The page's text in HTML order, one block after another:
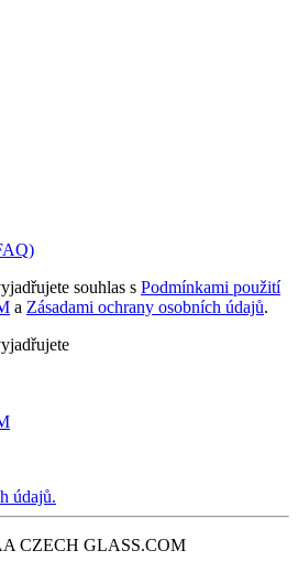
souhlas s Podmínkami použití
a Zásadami ochrany osobních údajů.
údajů.
CZECH GLASS.COM